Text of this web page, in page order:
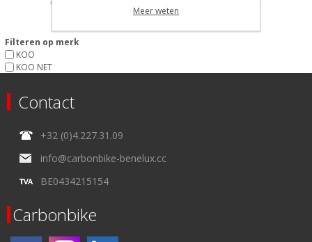
Filteren op merk
KOO
KOO NET
Contact
+32 (0)4.227.31.09
info@carbonbike-benelux.cc
BE0434215154
Carbonbike
Meer weten